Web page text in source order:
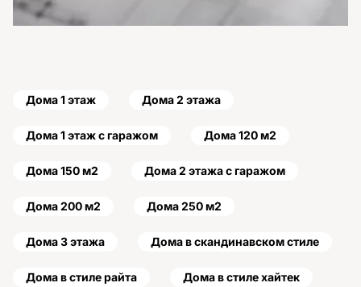
Дома 1 этаж Дома 2 этажа
Дома 1 этаж с гаражом Дома 120 м2
Дома 150 м2 Дома 2 этажа с гаражом
Дома 200 м2 Дома 250 м2
Дома 3 этажа Дома в скандинавском стиле
Дома в стиле райта Дома в стиле хайтек